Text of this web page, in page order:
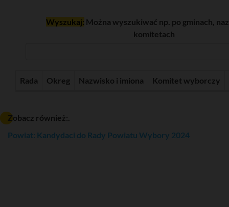
Wyszukaj: Można wyszukiwać np. po gminach,
komitetach
Rada Okreg Nazwisko i imiona Komitet wyborczy
Zobacz również:.
Powiat: Kandydaci do Rady Powiatu Wybory 2024